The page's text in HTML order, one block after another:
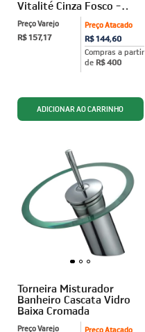
Vitalité Cinza Fosco -
Viqua
Preço Atacado
R$ 144,60
Compras a partir
de R$ 400
Preço Varejo
R$ 157,17
Torneira Misturador
Banheiro Cascata Vidro
Baixa Cromada
Preço Atacado
Preço Varejo